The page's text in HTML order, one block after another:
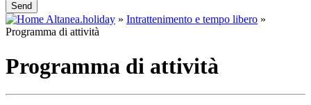
Send
Altanea.holiday » Intrattenimento e tempo libero »
Programma di attività
Programma di attività